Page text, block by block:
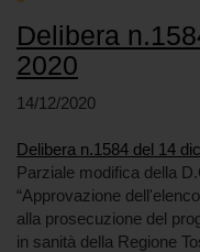
Delibera
2020
14/12/2020
Delibera n.1584 del 14
Parziale modifica della
“Approvazione
alla prosecuzione del
in sanità della Regione